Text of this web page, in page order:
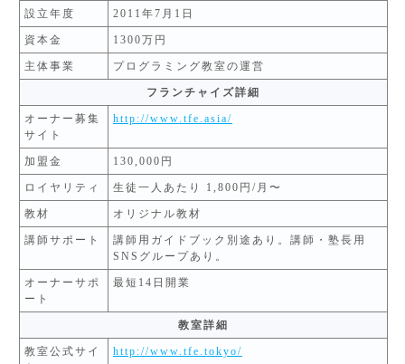
設立年度 2011年7月1日
資本金 1300万円
主体事業 プログラミング教室の運営
フランチャイズ詳細
オーナー募集
サイト
http://www.tfe.asia/
加盟金 130,000円
ロイヤリティ 生徒一人あたり 1,800円/月〜
教材 オリジナル教材
講師サポート
講師用ガイドブック別途あり。講師・塾長用
SNSグループあり。
オーナーサポ
ート
最短14日開業
教室詳細
教室公式サイ
http://www.tfe.tokyo/